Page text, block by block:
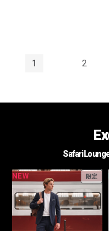
1 2
Safari
NEW 限定